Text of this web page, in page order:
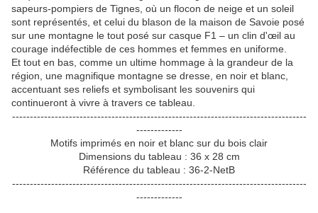
sapeurs-pompiers de Tignes, où un flocon de neige et un soleil
sont représentés, et celui du blason de la maison de Savoie posé
sur une montagne le tout posé sur casque F1 – un clin d'œil au
courage indéfectible de ces hommes et femmes en uniforme.
Et tout en bas, comme un ultime hommage à la grandeur de la
région, une magnifique montagne se dresse, en noir et blanc,
accentuant ses reliefs et symbolisant les souvenirs qui
continueront à vivre à travers ce tableau.
-----------------------------------------------------------------------------------
-------------
Motifs imprimés en noir et blanc sur du bois clair
Dimensions du tableau : 36 x 28 cm
Référence du tableau : 36-2-NetB
-----------------------------------------------------------------------------------
-------------